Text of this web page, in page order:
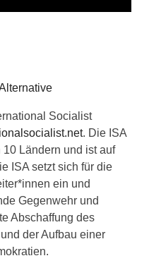
Socialist
. Die ISA
Ländern und ist auf
ISA setzt sich für die
ein und
Gegenwehr und
Abschaffung des
der Aufbau einer